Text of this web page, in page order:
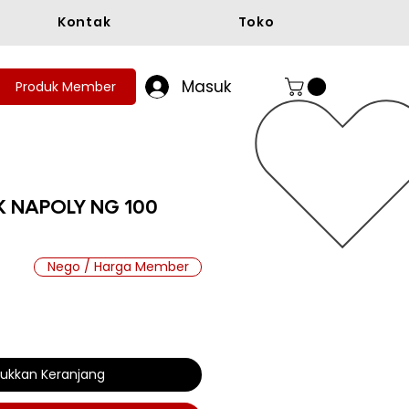
Kontak Toko
Produk Member Masuk
NAPOLY NG 100
Keranjang
Nego / Harga Member